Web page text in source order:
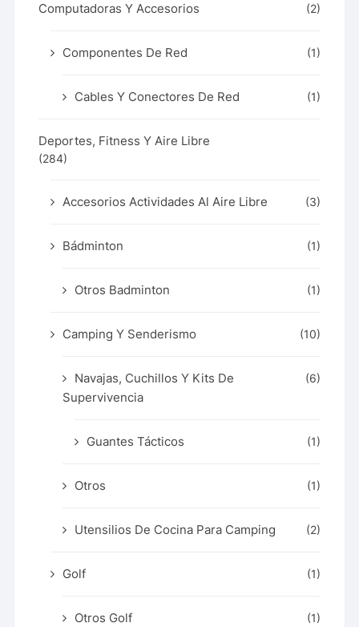
Computadoras Y Accesorios (2)
Componentes De Red (1)
Cables Y Conectores De Red (1)
Deportes, Fitness Y Aire Libre
(284)
Accesorios Actividades Al Aire Libre (3)
Bádminton (1)
Otros Badminton (1)
Camping Y Senderismo (10)
Navajas, Cuchillos Y Kits De
Supervivencia
(6)
Guantes Tácticos (1)
Otros (1)
Utensilios De Cocina Para Camping (2)
Golf (1)
Otros Golf (1)